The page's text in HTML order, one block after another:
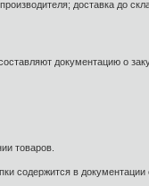
доставка до
документацию о
товаров.
содержится в документации